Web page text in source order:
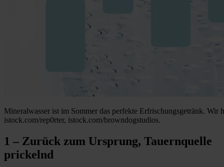
Mineralwasser ist im Sommer das perfekte Erfrischungsgetränk. Wir
istock.com/rep0rter, istock.com/browndogstudios.
1 – Zurück zum Ursprung, Tauernquelle
prickelnd